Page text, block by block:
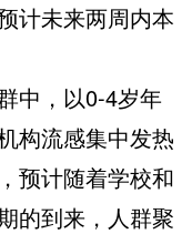
计未来两周内本
，以0-4岁年
构流感集中发热
预计随着学校和
的到来，人群聚